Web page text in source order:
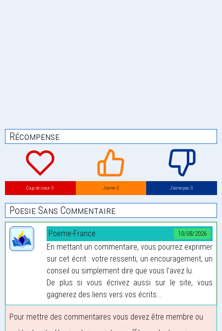
Récompense
Coup de coeur: 0 J’aime: 0 J’aime pas: 0
Poesie Sans Commentaire
10/08/2026
Poeme-France
En mettant un commentaire, vous pourrez exprimer
sur cet écrit : votre ressenti, un encouragement, un
conseil ou simplement dire que vous l'avez lu.
De plus si vous écrivez aussi sur le site, vous
gagnerez des liens vers vos écrits...
Pour mettre des commentaires vous devez être membre ou